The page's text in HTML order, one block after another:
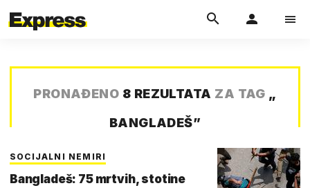
PRONAĐENO 8 REZULTATA ZA TAG „
BANGLADEŠ”
SOCIJALNI NEMIRI
Bangladeš: 75 mrtvih, stotine